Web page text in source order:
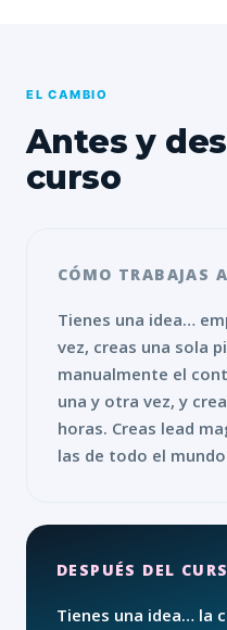
EL CAMBIO
Antes y
curso
CÓMO TRABAJAS
Tienes una idea…
vez, creas una sola
manualmente el
una y otra vez, y
horas. Creas lead
las de todo el
DESPUÉS DEL
Tienes una idea… la